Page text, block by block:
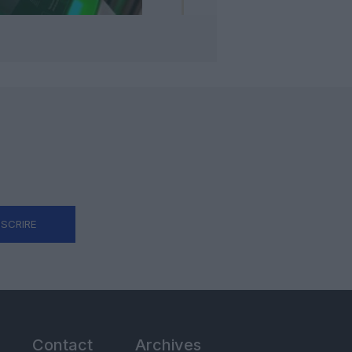
Contact Archives